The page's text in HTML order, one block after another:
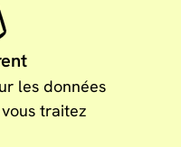
les données
traitez